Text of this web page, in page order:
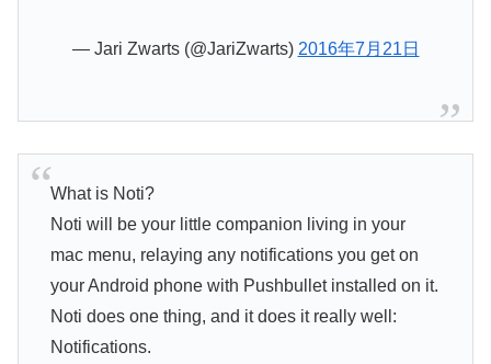
— Jari Zwarts (@JariZwarts) 2016年7月21日
What is Noti?
Noti will be your little companion living in your
mac menu, relaying any notifications you get on
your Android phone with Pushbullet installed on it.
Noti does one thing, and it does it really well:
Notifications.